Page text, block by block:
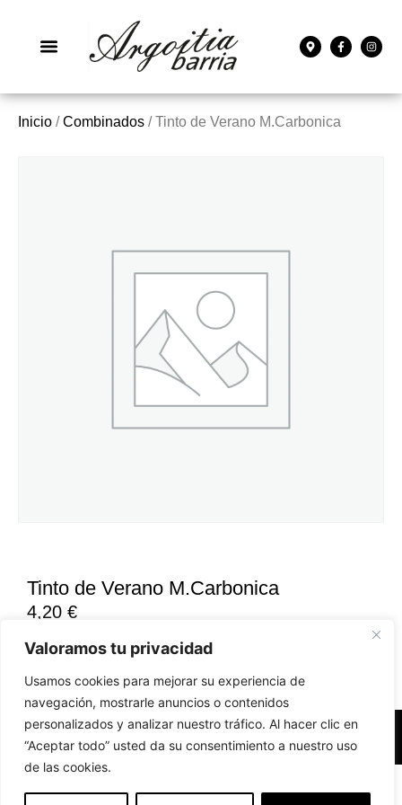
Valoramos tu privacidad
Usamos cookies para mejorar su experiencia de
navegación, mostrarle anuncios o contenidos
personalizados y analizar nuestro tráfico. Al hacer clic en
“Aceptar todo” usted da su consentimiento a nuestro uso
de las cookies.
Inicio /Combinados / Tinto de Verano M.Carbonica
Tinto de Verano M.Carbonica
4,20 €
Accesibilidad Aviso Legal Políticas de Cookies
EN